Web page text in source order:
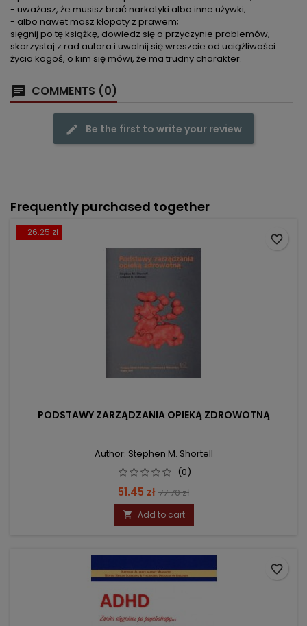
- uważasz, że musisz brać narkotyki albo inne używki;
- albo nawet masz kłopoty z prawem;
sięgnij po tę książkę, dowiedz się o przyczynie problemów,
skorzystaj z rad autora i uwolnij się wreszcie od uciążliwości
życia kogoś, o kim się mówi, że ma trudny charakter.
COMMENTS (0)
Be the first to write your review
Frequently purchased together
- 26.25 zł
PODSTAWY ZARZĄDZANIA OPIEKĄ ZDROWOTNĄ
Author: Stephen M. Shortell
(0)
Price
51.45 zł Regular
price
77.70 zł
 Add to cart
favorite_border
favorite_border